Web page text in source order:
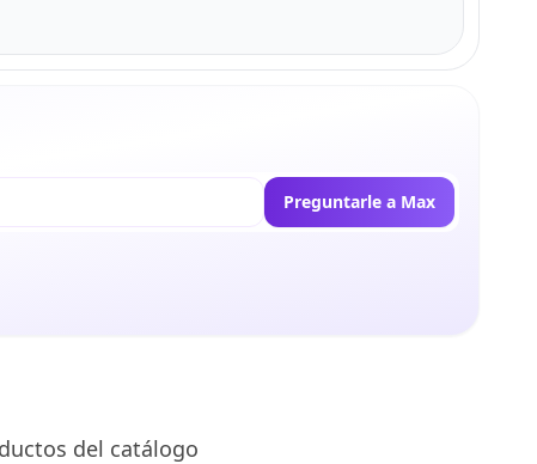
Preguntarle a Max
del catálogo